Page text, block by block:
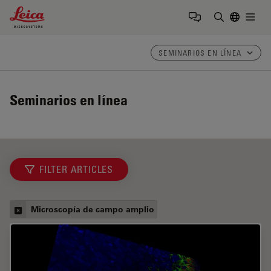
Leica Microsystems Logo
SEMINARIOS EN LÍNEA
Seminarios en línea
FILTER ARTICLES
Microscopía de campo amplio